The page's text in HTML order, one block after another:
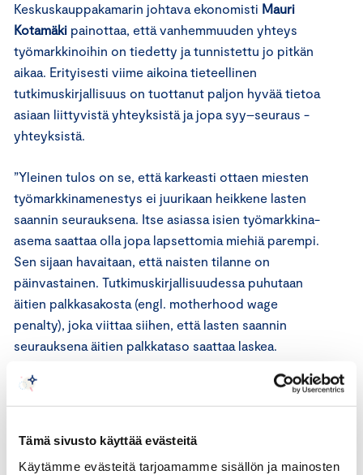
Tämä sivusto käyttää evästeitä
Käytämme evästeitä tarjoamamme sisällön ja mainosten
Keskuskauppakamarin johtava ekonomisti Mauri
Kotamäki painottaa, että vanhemmuuden yhteys
työmarkkinoihin on tiedetty ja tunnistettu jo pitkän
aikaa. Erityisesti viime aikoina tieteellinen
tutkimuskirjallisuus on tuottanut paljon hyvää tietoa
asiaan liittyvistä yhteyksistä ja jopa syy–seuraus -
yhteyksistä.
”Yleinen tulos on se, että karkeasti ottaen miesten
työmarkkinamenestys ei juurikaan heikkene lasten
saannin seurauksena. Itse asiassa isien työmarkkina-
asema saattaa olla jopa lapsettomia miehiä parempi.
Sen sijaan havaitaan, että naisten tilanne on
päinvastainen. Tutkimuskirjallisuudessa puhutaan
äitien palkkasakosta (engl. motherhood wage
penalty), joka viittaa siihen, että lasten saannin
seurauksena äitien palkkataso saattaa laskea.
vastaavanlainen negatiivinen yhteys näyttäisi
vallitsevan kaikissa OECD-maissa”, Kotamäki toteaa.
Kotamäki ehdottaa kotihoidontuesta luopumista ja
vanhempainvapaiden tasaisempaa jakamista äitien ja